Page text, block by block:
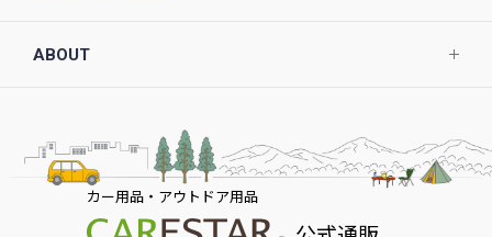
ABOUT
カー用品・アウトドア用品